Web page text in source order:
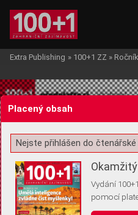
Žádost o souhlas s
Extra Publishing » 100+1 ZZ »
Placený obsah
Nejste přihlášen do
Vydání
pomocí